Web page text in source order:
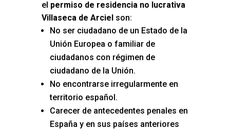
el permiso de residencia no lucrativa
Villaseca de Arcielson:
No ser ciudadano de un Estado de la
Unión Europea o familiar de
ciudadanos con régimen de
ciudadano de la Unión.
No encontrarse irregularmente en
territorio español.
Carecer de antecedentes penales en
España y en sus países anteriores